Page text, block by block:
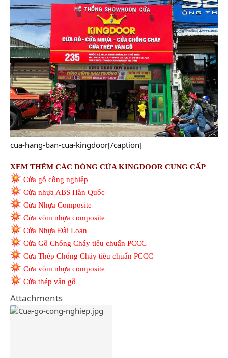
cua-hang-ban-cua-kingdoor[/caption]
XEM THÊM CÁC DÒNG CỬA KINGDOOR CUNG CẤP
Cửa gỗ công nghiệp
Cửa nhựa ABS Hàn Quốc
Cửa Nhựa Composite
Cửa vòm nhựa composite
Cửa Nhựa Đài Loan
Cửa Gỗ Chống Cháy tiêu chuẩn PCCC
Cửa Thép Chống Cháy tiêu chuẩn PCCC
Cửa vòm nhựa composite
Cửa thép vân gỗ
Attachments